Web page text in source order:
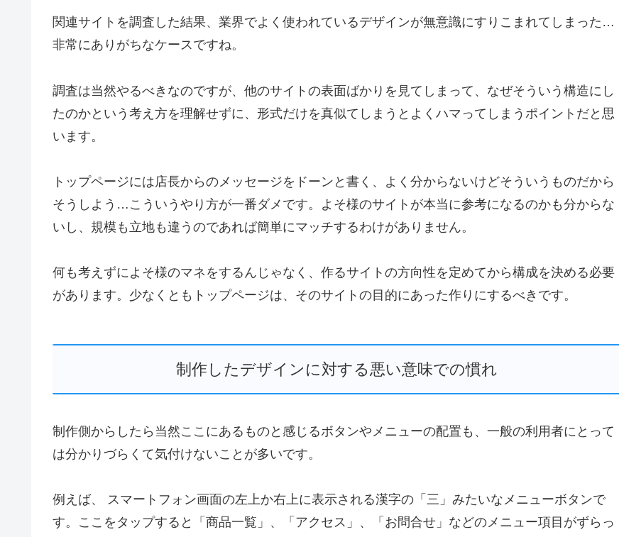
関連サイトを調査した結果、業界でよく使われているデザインが無意識にすりこまれてしまった…
非常にありがちなケースですね。
調査は当然やるべきなのですが、他のサイトの表面ばかりを見てしまって、なぜそういう構造にし
たのかという考え方を理解せずに、形式だけを真似てしまうとよくハマってしまうポイントだと思
います。
トップページには店長からのメッセージをドーンと書く、よく分からないけどそういうものだから
そうしよう…こういうやり方が一番ダメです。よそ様のサイトが本当に参考になるのかも分からな
いし、規模も立地も違うのであれば簡単にマッチするわけがありません。
何も考えずによそ様のマネをするんじゃなく、作るサイトの方向性を定めてから構成を決める必要
があります。少なくともトップページは、そのサイトの目的にあった作りにするべきです。
制作したデザインに対する悪い意味での慣れ
制作側からしたら当然ここにあるものと感じるボタンやメニューの配置も、一般の利用者にとって
は分かりづらくて気付けないことが多いです。
例えば、 スマートフォン画面の左上か右上に表示される漢字の「三」みたいなメニューボタンで
す。ここをタップすると「商品一覧」、「アクセス」、「お問合せ」などのメニュー項目がずらっ